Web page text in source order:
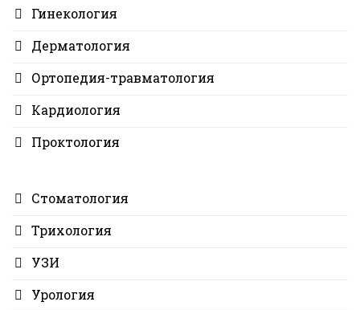
Гинекология
Дерматология
Ортопедия-травматология
Кардиология
Проктология
Стоматология
Трихология
УЗИ
Урология